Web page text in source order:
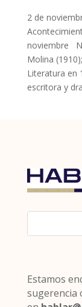
2 de
noviembre
Molina
Literatura en
escritora y
Estamos
sugerencia